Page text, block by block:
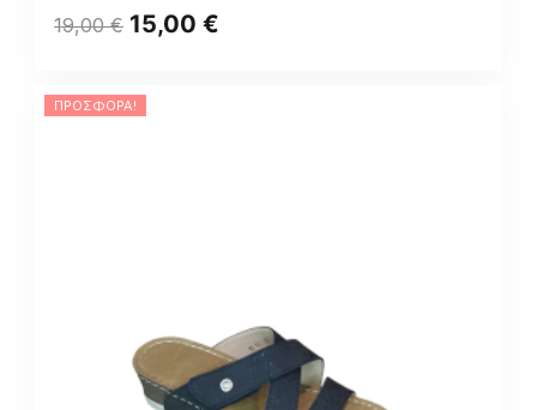
19,00€ 15,00 €
ΠΡΟΣΦΟΡΆ!